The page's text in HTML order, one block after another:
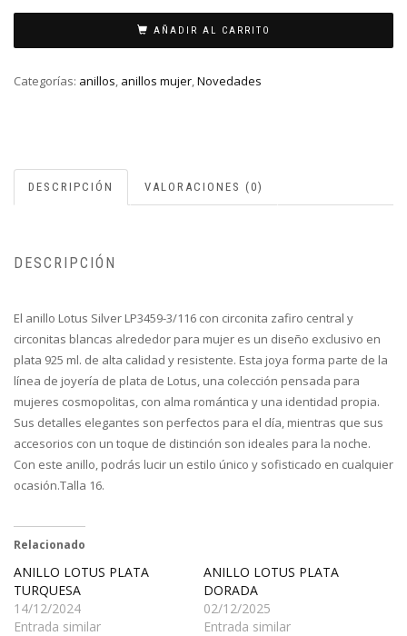
SILVER
cantidad
AÑADIR AL CARRITO
Categorías: anillos, anillos mujer,Novedades
DESCRIPCIÓN VALORACIONES (0)
DESCRIPCIÓN
El anillo Lotus Silver LP3459-3/116 con circonita zafiro central y
circonitas blancas alrededor para mujer es un diseño exclusivo en
plata 925 ml. de alta calidad y resistente. Esta joya forma parte de la
línea de joyería de plata de Lotus, una colección pensada para
mujeres cosmopolitas, con alma romántica y una identidad propia.
Sus detalles elegantes son perfectos para el día, mientras que sus
accesorios con un toque de distinción son ideales para la noche.
Con este anillo, podrás lucir un estilo único y sofisticado en cualquier
ocasión.Talla 16.
Relacionado
ANILLO LOTUS PLATA
TURQUESA
14/12/2024
Entrada similar
ANILLO LOTUS PLATA
DORADA
02/12/2025
Entrada similar